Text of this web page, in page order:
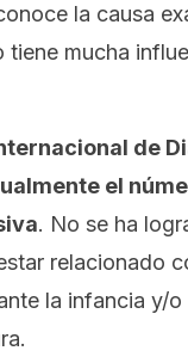
la causa
mucha
de
el
. No se ha
relacionado
la infancia y/